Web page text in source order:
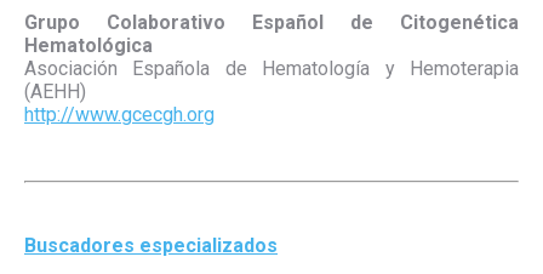
Grupo Colaborativo Español de Citogenética
Hematológica
Asociación Española de Hematología y Hemoterapia
(AEHH)
http://www.gcecgh.org
Buscadores especializados